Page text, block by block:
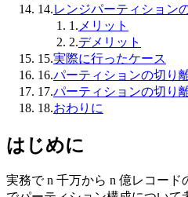
14.レンジパーティション
1. メリット
2.デメリット
15.実際に行ったケース
16.パーティションの切り
17.パーティションの切り
18.おわりに
はじめに
実務で n 千万から n 億レコー